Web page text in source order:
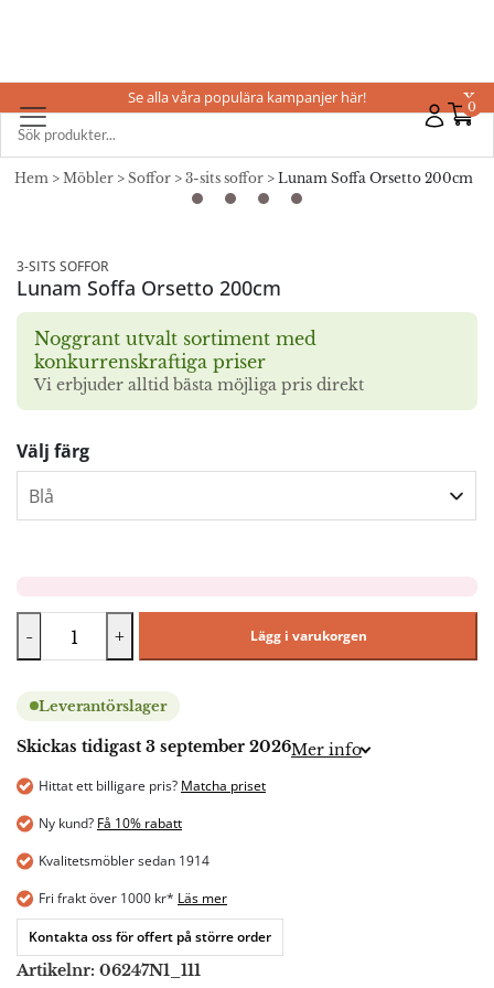
0
Se alla våra populära kampanjer här! X
Hem > Möbler > Soffor > 3-sits soffor > Lunam Soffa Orsetto 200cm
3-SITS SOFFOR
Lunam Soffa Orsetto 200cm
Noggrant utvalt sortiment med
konkurrenskraftiga priser
Vi erbjuder alltid bästa möjliga pris direkt
Välj färg
- + Lägg i varukorgen
Leverantörslager
Skickas tidigast 3 september 2026Mer info
Hittat ett billigare pris? Matcha priset
Ny kund? Få 10% rabatt
Kvalitetsmöbler sedan 1914
Fri frakt över 1000 kr* Läs mer
Kontakta oss för offert på större order
Artikelnr: 06247N1_111